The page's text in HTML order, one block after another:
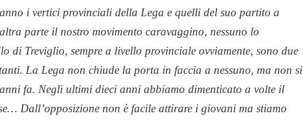
i vertici provinciali della Lega e quelli del suo partito a
parte il nostro movimento caravaggino, nessuno lo
di Treviglio, sempre a livello provinciale ovviamente, sono due
La Lega non chiude la porta in faccia a nessuno, ma non si
fa. Negli ultimi dieci anni abbiamo dimenticato a volte il
Dall’opposizione non è facile attirare i giovani ma stiamo